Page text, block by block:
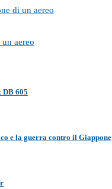
di un aereo
aereo
DB 605
e la guerra contro il Giappone